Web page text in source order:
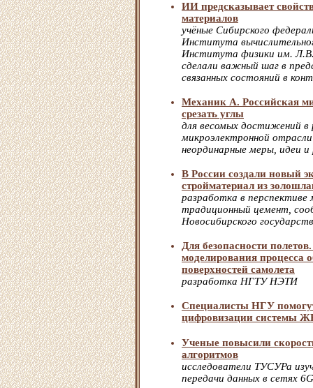
ИИ предсказывает
материалов
учёные Сибирского
Института
Института физики им.
сделали важный шаг в
связанных состояний в
Механик А. Российская
срезать углы
для весомых достижений в
микроэлектронной
неординарные меры, идеи и
В России создали новый
стройматериал из
разработка в
традиционный цемент,
Новосибирского
Для безопасности
моделирования процесса
поверхностей самолета
разработка НГТУ НЭТИ
Специалисты НГУ
цифровизации системы
Ученые повысили
алгоритмов
исследователи ТУСУРа
передачи данных в сетях